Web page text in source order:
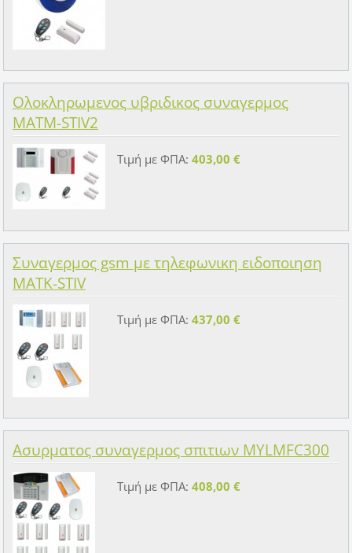
Ολοκληρωμενος υβριδικος συναγερμος
MATM-STIV2
Τιμή με ΦΠΑ: 403,00 €
Συναγερμος gsm με τηλεφωνικη ειδοποιηση
MATK-STIV
Τιμή με ΦΠΑ: 437,00 €
Ασυρματος συναγερμος σπιτιων MYLMFC300
Τιμή με ΦΠΑ: 408,00 €